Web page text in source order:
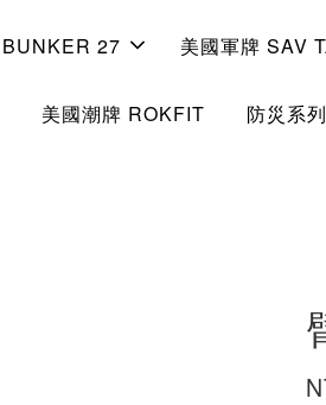
27 美國軍牌 SAV
美國潮牌 ROKFIT 防災系列